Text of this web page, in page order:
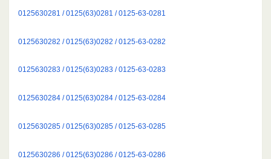
0125630281 / 0125(63)0281 / 0125-63-0281
0125630282 / 0125(63)0282 / 0125-63-0282
0125630283 / 0125(63)0283 / 0125-63-0283
0125630284 / 0125(63)0284 / 0125-63-0284
0125630285 / 0125(63)0285 / 0125-63-0285
0125630286 / 0125(63)0286 / 0125-63-0286